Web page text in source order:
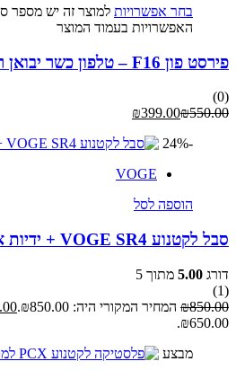
בחר אפשרויות למוצר זה יש מספר
האפשרויות בעמוד המוצר
פירסט פון F16 – טלפון כשר יבואן רישמי
(0)
₪550.00
₪399.00
-24%
VOGE
הוספה לסל
סבל לקטנוע VOGE SR4 + ידיות אחיזה
דורג 5.00 מתוך 5
(1)
₪850.00 המחיר המקורי היה: ₪850.00.
₪650.00.
מבצע